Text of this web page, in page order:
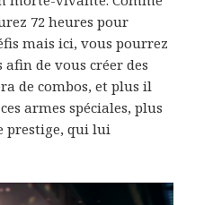
72 heures pour
mais ici, vous pourrez
de vous créer des
de combos, et plus il
armes spéciales, plus
prestige, qui lui